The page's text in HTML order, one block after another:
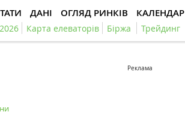
ДАНІ ОГЛЯД РИНКІВ КАЛЕНДАР
Карта елеваторів Біржа Трейдинг
Реклама